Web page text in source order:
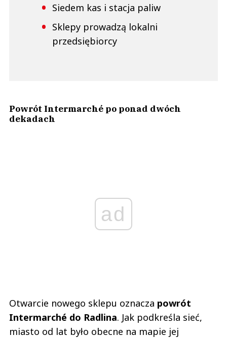
Siedem kas i stacja paliw
Sklepy prowadzą lokalni
przedsiębiorcy
Powrót Intermarché po ponad dwóch
dekadach
ad
Otwarcie nowego sklepu oznacza powrót
Intermarché do Radlina. Jak podkreśla sieć,
miasto od lat było obecne na mapie jej